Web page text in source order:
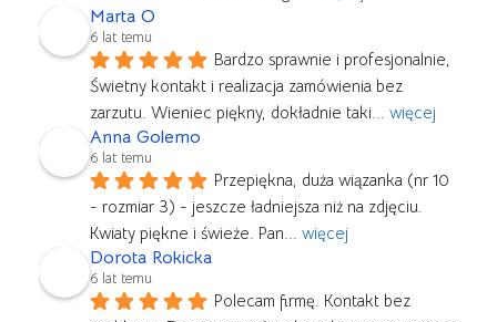
Marta O
6 lat temu
Bardzo sprawnie i profesjonalnie,
Świetny kontakt i realizacja zamówienia bez
zarzutu. Wieniec piękny, dokładnie taki
więcej
Anna Golemo
6 lat temu
Przepiękna, duża wiązanka (nr 10
- rozmiar 3) - jeszcze ładniejsza niż na zdjęciu.
Kwiaty piękne i świeże. Pan
więcej
Dorota Rokicka
6 lat temu
Polecam firmę. Kontakt bez